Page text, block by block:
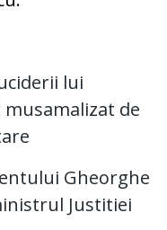
lui
de
Gheorghe
Justitiei